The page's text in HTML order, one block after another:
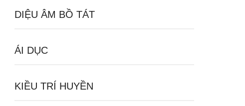
DIỆU ÂM BỒ TÁT
ÁI DỤC
KIỀU TRÍ HUYỀN